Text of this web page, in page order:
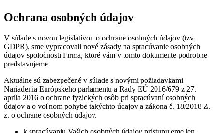
Ochrana osobných údajov
V súlade s novou legislatívou o ochrane osobných údajov (tzv.
GDPR), sme vypracovali nové zásady na spracúvanie osobných
údajov spoločnosti Firma, ktoré vám v tomto dokumente podrobne
predstavujeme.
Aktuálne sú zabezpečené v súlade s novými požiadavkami
Nariadenia Európskeho parlamentu a Rady EÚ 2016/679 z 27.
apríla 2016 o ochrane fyzických osôb pri spracúvaní osobných
údajov a o voľnom pohybe takýchto údajov a zákona č. 18/2018 Z.
z. o ochrane osobných údajov.
k spracúvaniu Vašich osobných údajov pristupujeme len